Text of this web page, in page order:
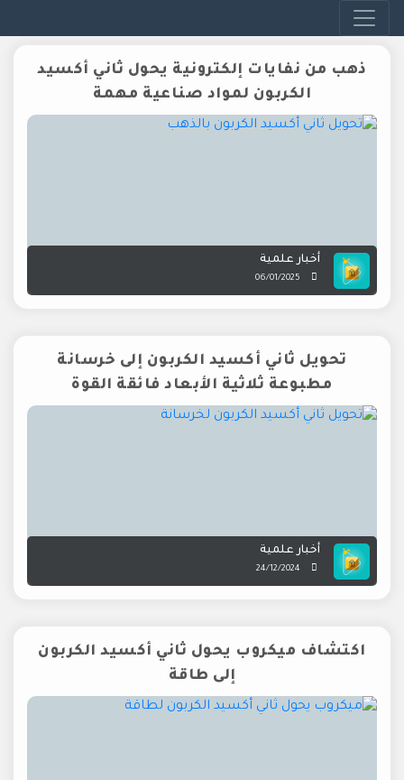
ذهب من نفايات إلكترونية يحول ثاني أكسيد
الكربون لمواد صناعية مهمة
أخبار علمية
06/01/2025
تحويل ثاني أكسيد الكربون إلى خرسانة
مطبوعة ثلاثية الأبعاد فائقة القوة
أخبار علمية
24/12/2024
اكتشاف ميكروب يحول ثاني أكسيد الكربون
إلى طاقة